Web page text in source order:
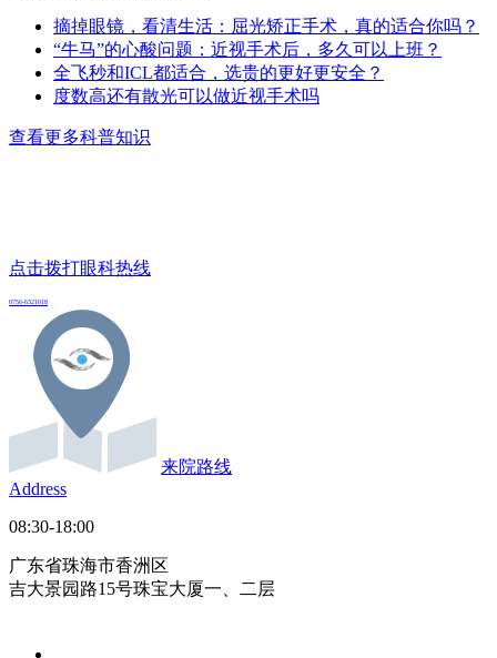
摘掉眼镜，看清生活：屈光矫正手术，真的适合你吗？
“牛马”的心酸问题：近视手术后，多久可以上班？
全飞秒和ICL都适合，选贵的更好更安全？
度数高还有散光可以做近视手术吗
查看更多科普知识
点击拨打眼科热线
0756-6321018
来院路线
Address
08:30-18:00
广东省珠海市香洲区
吉大景园路15号珠宝大厦一、二层